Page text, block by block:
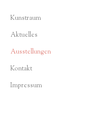
Kunstraum
Aktuelles
Ausstellungen
Kontakt
Impressum